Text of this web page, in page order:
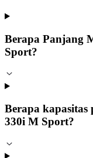
Berapa Panjang
Sport?
Berapa kapasitas
330i M Sport?